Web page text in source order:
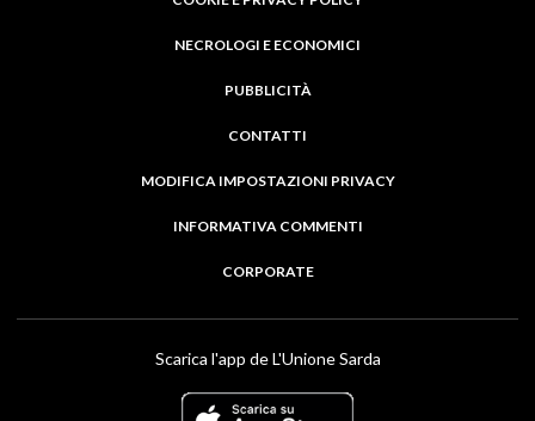
NECROLOGI E ECONOMICI
PUBBLICITÀ
CONTATTI
MODIFICA IMPOSTAZIONI PRIVACY
INFORMATIVA COMMENTI
CORPORATE
Scarica l'app de L'Unione Sarda